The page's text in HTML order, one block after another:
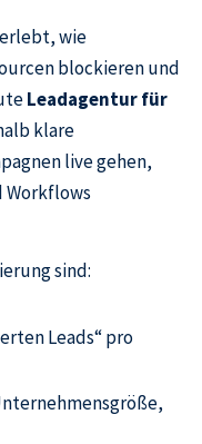
wie
blockieren und
Leadagentur für
klare
live gehen,
Workflows
sind:
Leads“ pro